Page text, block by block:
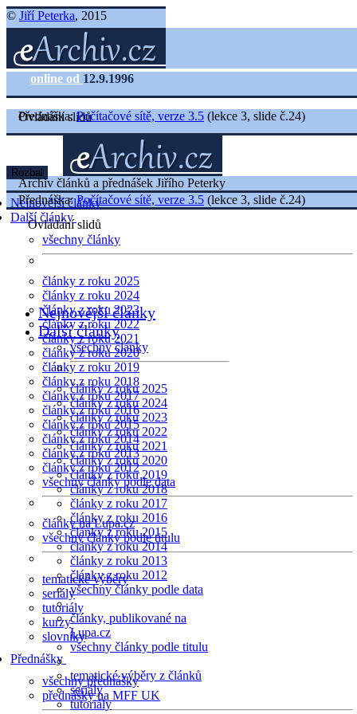
© Jiří Peterka, 2015
online od 12.9.1996
Ovládání slidů
Nejnovější články
Další články
všechny články
články z roku 2025
články z roku 2024
články z roku 2023
články z roku 2022
články z roku 2021
články z roku 2020
články z roku 2019
články z roku 2018
články z roku 2017
články z roku 2016
články z roku 2015
články z roku 2014
články z roku 2013
články z roku 2012
všechny články podle data
články na Lupa.cz
všechny články podle titulu
tematické výběry
seriály
tutoriály
kurzy
slovníky
Přednášky
všechny přednášky
přednášky na MFF UK
Přednáška:Počítačové sítě, verze 3.5 (lekce 3, slide č.24)
Rozbal
Archiv článků a přednášek Jiřího Peterky
Přednáška:Počítačové sítě, verze 3.5 (lekce 3, slide č.24)
Ovládání slidů
Nejnovější články
Další články
všechny články
články z roku 2025
články z roku 2024
články z roku 2023
články z roku 2022
články z roku 2021
články z roku 2020
články z roku 2019
články z roku 2018
články z roku 2017
články z roku 2016
články z roku 2015
články z roku 2014
články z roku 2013
články z roku 2012
všechny články podle data
články, publikované na
Lupa.cz
všechny články podle titulu
tematické výběry z článků
seriály
tutoriály